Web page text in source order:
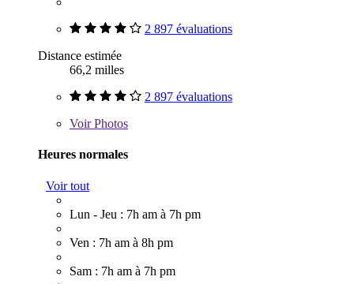
2 897 évaluations
Distance estimée
66,2 milles
2 897 évaluations
VoirPhotos
Heures normales
Voir tout
Lun - Jeu : 7h am à 7h pm
Ven : 7h am à 8h pm
Sam : 7h am à 7h pm